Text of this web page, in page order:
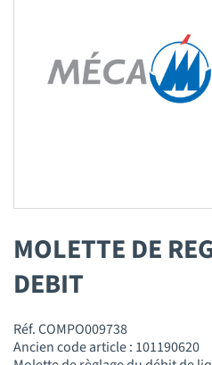
MOLETTE DE
DEBIT
Réf. COMPO009738
Ancien code article : 101190620